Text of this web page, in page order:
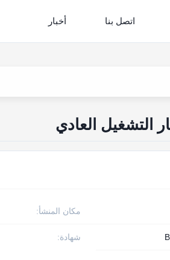
اتصل بنا أخبار
التشغيل العادي
مكان المنشأ:
شهادة: